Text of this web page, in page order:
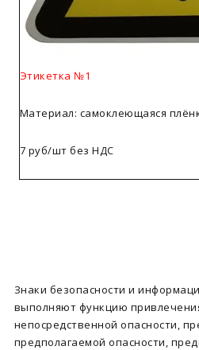
Этикетка №1
Материал: самоклеющаяся
7 руб/шт без НДС
Знаки безопасности и
выполняют функцию
непосредственной опасности,
предполагаемой опасности,